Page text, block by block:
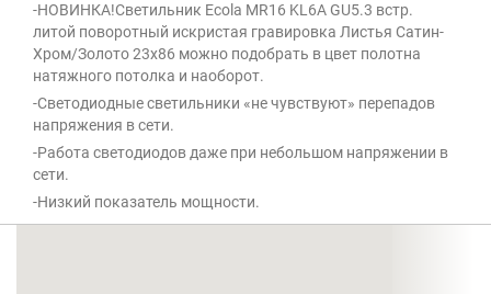
-НОВИНКА!Светильник Ecola MR16 KL6A GU5.3 встр.
литой поворотный искристая гравировка Листья Сатин-
Хром/Золото 23х86 можно подобрать в цвет полотна
натяжного потолка и наоборот.
-Светодиодные светильники «не чувствуют» перепадов
напряжения в сети.
-Работа светодиодов даже при небольшом напряжении в
сети.
-Низкий показатель мощности.